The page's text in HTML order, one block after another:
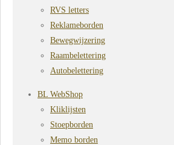
RVS letters
Reklameborden
Bewegwijzering
Raambelettering
Autobelettering
BL WebShop
Kliklijsten
Stoepborden
Memo borden